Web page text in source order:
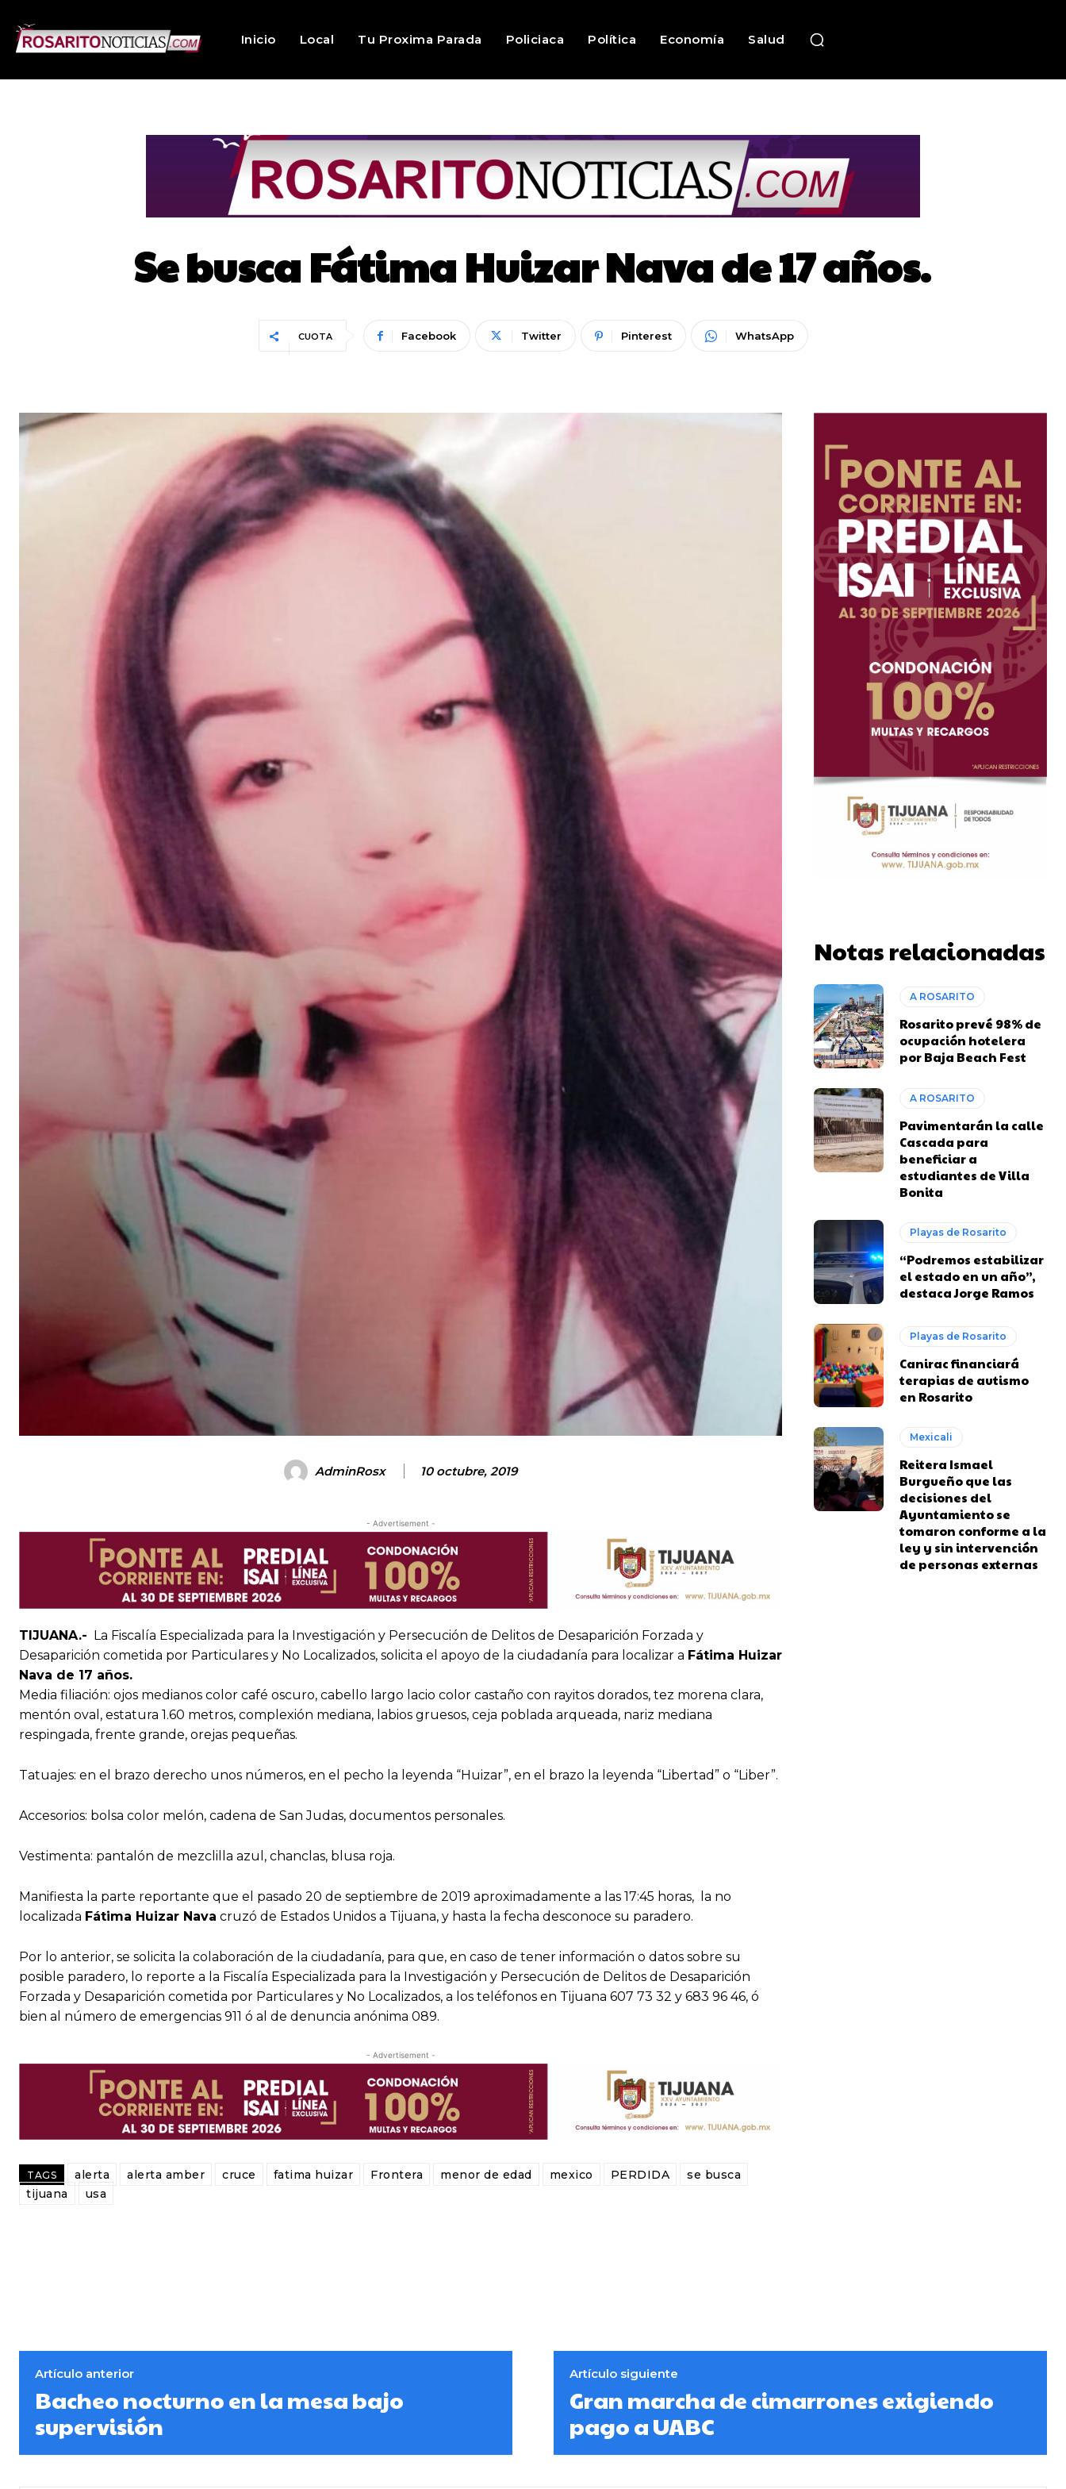
Inicio Local Tu Proxima Parada Policiaca Política Economía Salud
Se busca Fátima Huizar Nava de 17 años.
CUOTA Facebook Twitter Pinterest WhatsApp
AdminRosx 10 octubre, 2019
- Advertisement -
TIJUANA.- La Fiscalía Especializada para la Investigación y Persecución de Delitos de Desaparición Forzada y
Desaparición cometida por Particulares y No Localizados, solicita el apoyo de la ciudadanía para localizar a Fátima Huizar
Nava de 17 años.
Media filiación: ojos medianos color café oscuro, cabello largo lacio color castaño con rayitos dorados, tez morena clara,
mentón oval, estatura 1.60 metros, complexión mediana, labios gruesos, ceja poblada arqueada, nariz mediana
respingada, frente grande, orejas pequeñas.
Tatuajes: en el brazo derecho unos números, en el pecho la leyenda “Huizar”, en el brazo la leyenda “Libertad” o “Liber”.
Accesorios: bolsa color melón, cadena de San Judas, documentos personales.
Vestimenta: pantalón de mezclilla azul, chanclas, blusa roja.
Manifiesta la parte reportante que el pasado 20 de septiembre de 2019 aproximadamente a las 17:45 horas, la no
localizada Fátima Huizar Nava cruzó de Estados Unidos a Tijuana, y hasta la fecha desconoce su paradero.
Por lo anterior, se solicita la colaboración de la ciudadanía, para que, en caso de tener información o datos sobre su
posible paradero, lo reporte a la Fiscalía Especializada para la Investigación y Persecución de Delitos de Desaparición
Forzada y Desaparición cometida por Particulares y No Localizados, a los teléfonos en Tijuana 607 73 32 y 683 96 46, ó
bien al número de emergencias 911 ó al de denuncia anónima 089.
- Advertisement -
TAGS alerta alerta amber cruce fatima huizar Frontera menor de edad mexico PERDIDA
se busca
tijuana
usa
Notas relacionadas
A ROSARITO
Rosarito prevé 98% de
ocupación hotelera
por Baja Beach Fest
A ROSARITO
Pavimentarán la calle
Cascada para
beneficiar a
estudiantes de Villa
Bonita
Playas de Rosarito
“Podremos estabilizar
el estado en un año”,
destaca Jorge Ramos
Playas de Rosarito
Canirac financiará
terapias de autismo
en Rosarito
Mexicali
Reitera Ismael
Burgueño que las
decisiones del
Ayuntamiento se
tomaron conforme a la
ley y sin intervención
de personas externas
Artículo anterior
Bacheo nocturno en la mesa bajo
supervisión
Artículo siguiente
Gran marcha de cimarrones exigiendo
pago a UABC